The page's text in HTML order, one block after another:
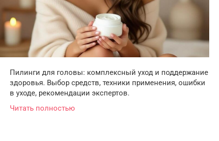
Пилинги для головы: комплексный уход и поддержание
здоровья. Выбор средств, техники применения, ошибки
в уходе, рекомендации экспертов.
Читать полностью